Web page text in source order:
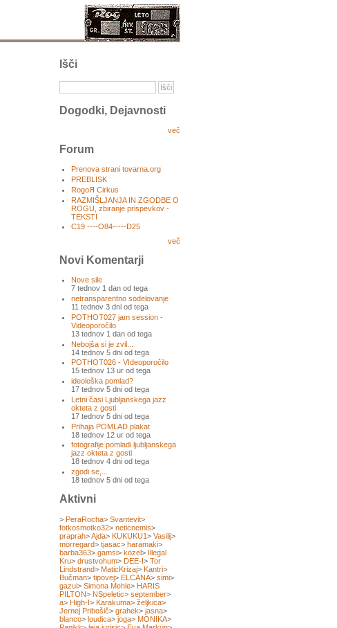
Išči
Dogodki, Dejavnosti
več
Forum
Prenova strani tovarna.org
PREBLISK
RogoЯ Cirkus
RAZMIŠLJANJA IN ZGODBE O
ROGU, zbiranje prispevkov -
TEKSTI
C19 ----O84-----D25
več
Novi Komentarji
Nove sile
7 tednov 1 dan od tega
netransparentno sodelovanje
11 tednov 3 dni od tega
POTHOT027 jam session -
Videoporočilo
13 tednov 1 dan od tega
Nebojša si je zvil...
14 tednov 5 dni od tega
POTHOT026 - VIdeoporočilo
15 tednov 13 ur od tega
ideološka pomlad?
17 tednov 5 dni od tega
Letni časi Ljubljanskega jazz
okteta z gosti
17 tednov 5 dni od tega
Prihaja POMLAD plakat
18 tednov 12 ur od tega
fotografije pomladi ljubljanskega
jazz okteta z gosti
18 tednov 4 dni od tega
zgodi se,...
18 tednov 5 dni od tega
Aktivni
> PeraRocha> Svantevit>
fotkosmotko32> neticnemis>
praprah>Ajda> KUKUKU1> Vasilij>
morregard> tjasac> haramaki>
barba363> gamsi> kozel> Illegal
Kru> drustvohum> DEE-I> Tor
Lindstrand> MaticKrizaj> Kantri>
Bučman> tipovej> ELCANA> simi>
gazui> Simona Mehle> HARIS
PILTON> NSpeletic> september>
a> High-I> Karakuma> željkica>
Jernej Pribošič> grahek> jasna>
blanco> loudica> joga> MONIKA>